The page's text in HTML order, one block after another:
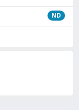
ND